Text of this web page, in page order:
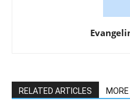
RELATED ARTICLES